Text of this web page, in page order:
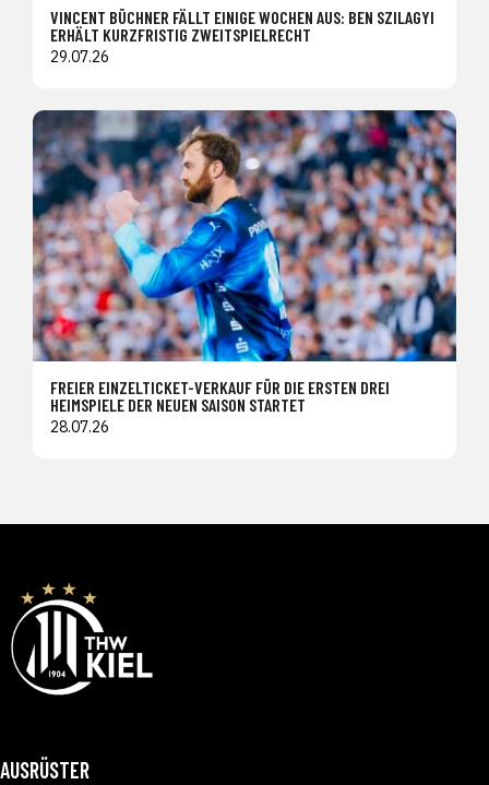
VINCENT BÜCHNER FÄLLT EINIGE WOCHEN AUS: BEN SZILAGYI
ERHÄLT KURZFRISTIG ZWEITSPIELRECHT
29.07.26
FREIER EINZELTICKET-VERKAUF FÜR DIE ERSTEN DREI
HEIMSPIELE DER NEUEN SAISON STARTET
28.07.26
AUSRÜSTER